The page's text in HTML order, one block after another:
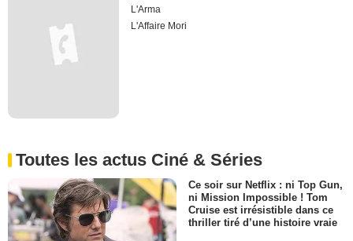
L'Arma
L'Affaire Mori
Toutes les actus Ciné & Séries
Ce soir sur Netflix : ni Top Gun,
ni Mission Impossible ! Tom
Cruise est irrésistible dans ce
thriller tiré d’une histoire vraie